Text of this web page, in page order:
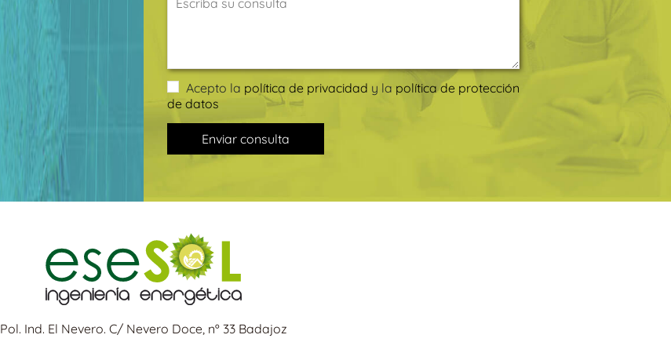
Acepto la política de privacidad y la política de protección
de datos
Enviar consulta
Pol. Ind. El Nevero. C/ Nevero Doce, nº 33 Badajoz